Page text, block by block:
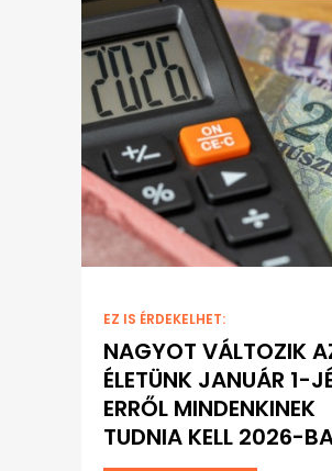
EZ IS ÉRDEKELHET:
NAGYOT VÁLTOZIK
ÉLETÜNK JANUÁR 1-
ERRŐL MINDENKINEK
TUDNIA KELL 2026-